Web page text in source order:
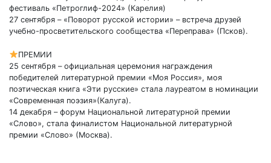
фестиваль «Петроглиф-2024» (Карелия)
27 сентября – «Поворот русской истории» – встреча друзей
учебно-просветительского сообщества «Переправа» (Псков).
ПРЕМИИ
25 сентября – официальная церемония награждения
победителей литературной премии «Моя Россия», моя
поэтическая книга «Эти русские» стала лауреатом в номинации
«Современная поэзия»(Калуга).
14 декабря – форум Национальной литературной премии
«Слово», стала финалистом Национальной литературной
премии «Слово» (Москва).